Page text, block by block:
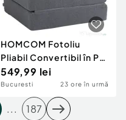
HOMCOM Fotoliu
Pliabil Convertibil în Pat
Single cu Pernă Inclusă,
70x70x61 cm, Gri
549,99 lei
Bucuresti 23 ore în urmă
...
187